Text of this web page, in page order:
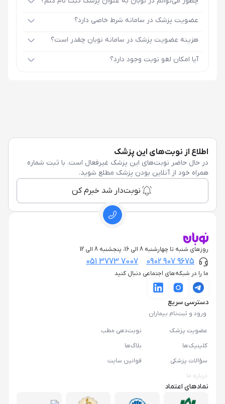
عضویت پزشک در سامانه شرط خاصی دارد؟
هزینه عضویت پزشک در سامانه نوبان چقدر است؟
آیا امکان لغو نوبت وجود دارد؟
اطلاع از نوبت‌های این پزشک
در حال حاضر نوبت‌های این پزشک غیرفعال است. با ثبت شماره
همراه خود از آنلاین بودن پزشک مطلع شوید.
نوبت‌دار شد خبرم کن
روزهای شنبه تا چهارشنبه 8 الی 16، پنجشنبه 8 الی 12
0902 907 9675
051 3773 7007
ما را در شبکه‌های اجتماعی دنبال کنید
دسترسی سریع
ورود و ثبت‌نام بیماران
عضویت پزشک
نوبت‌دهی مطب
کلینیک‌ها
بلاگ‌ها
سؤالات پزشکی
قوانین سایت
درباره ما
نمادهای اعتماد